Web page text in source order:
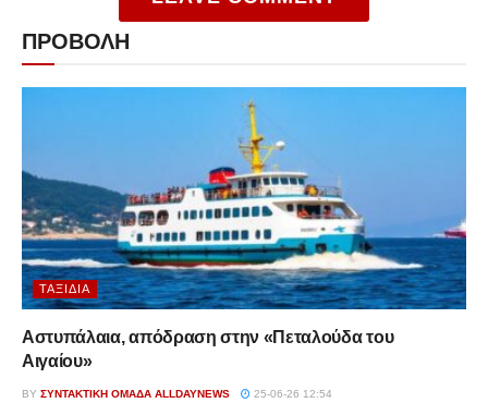
ΠΡΟΒΟΛΗ
ΤΑΞΊΔΙΑ
Αστυπάλαια, απόδραση στην «Πεταλούδα του
Αιγαίου»
BY ΣΥΝΤΑΚΤΙΚΉ ΟΜΆΔΑ ALLDAYNEWS 25-06-26 12:54